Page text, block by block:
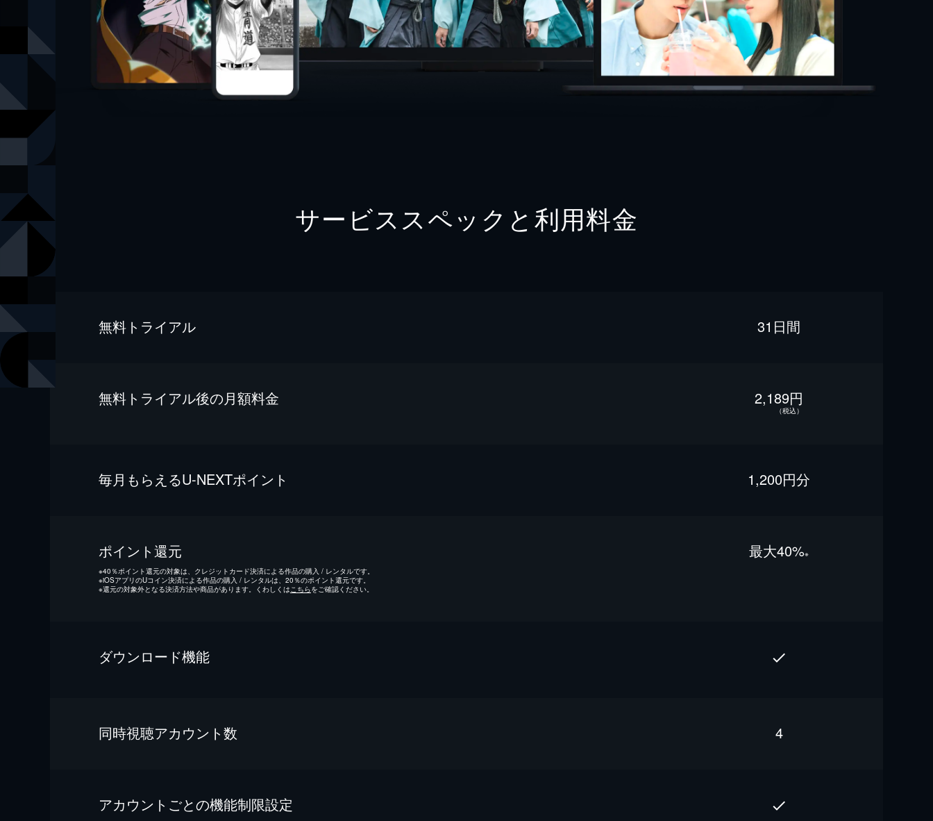
サービススペックと利用料金
無料トライアル 31日間
無料トライアル後の⽉額料金 2,189円
（税込）
毎⽉もらえるU-NEXTポイント 1,200円分
ポイント還元 最⼤40%※
※40％ポイント還元の対象は、クレジットカード決済による作品の購入 / レンタルです。
※iOSアプリのUコイン決済による作品の購入 / レンタルは、20％のポイント還元です。
※還元の対象外となる決済方法や商品があります。くわしくは こちらをご確認ください。
ダウンロード機能
同時視聴アカウント数 4
アカウントごとの機能制限設定